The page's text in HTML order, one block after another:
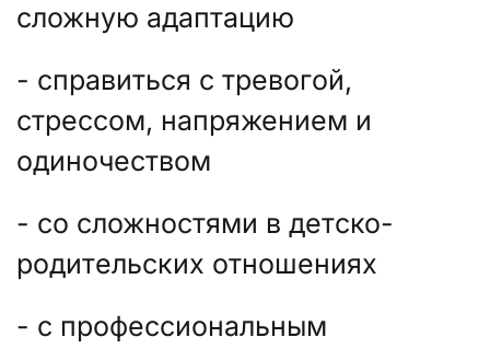
сложную адаптацию
- справиться с тревогой,
стрессом, напряжением и
одиночеством
- со сложностями в детско-
родительских отношениях
- с профессиональным